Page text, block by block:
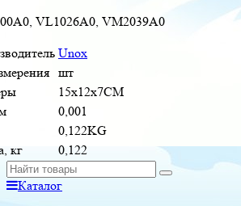
VL1026A0, VM2039A0
Unox
шт
15x12x7CM
0,001
0,122KG
кг
0,122
Каталог